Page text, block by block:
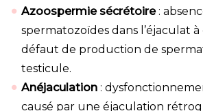
Azoospermie sécrétoire:
spermatozoïdes dans l’éjaculat à
défaut de production de
testicule.
Anéjaculation :
causé par une éjaculation